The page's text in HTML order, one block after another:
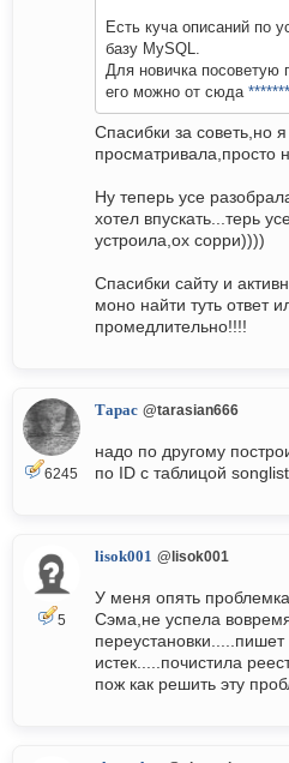
Есть куча описаний по
базу MySQL.
Для новичка посоветую
его можно от сюда
Спасибки за советь,но
просматривала,просто
Ну теперь усе
хотел впускать...терь
устроила,ох сорри))))
Спасибки сайту и
моно найти туть ответ
промедлительно!!!!
6245
Тарас @tarasian666
надо по другому
по ID с таблицой songlist
5
lisok001 @lisok001
У меня опять
Сэма,не успела
истек.....почистила
пож как решить эту